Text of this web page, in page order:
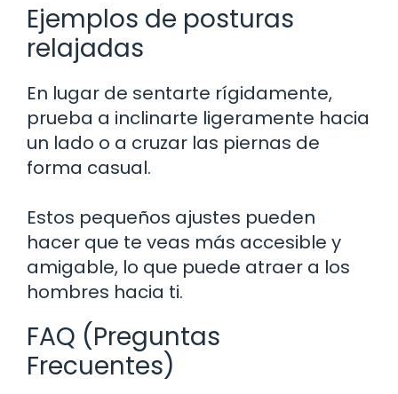
Ejemplos de posturas
relajadas
En lugar de sentarte rígidamente,
prueba a inclinarte ligeramente hacia
un lado o a cruzar las piernas de
forma casual.
Estos pequeños ajustes pueden
hacer que te veas más accesible y
amigable, lo que puede atraer a los
hombres hacia ti.
FAQ (Preguntas
Frecuentes)